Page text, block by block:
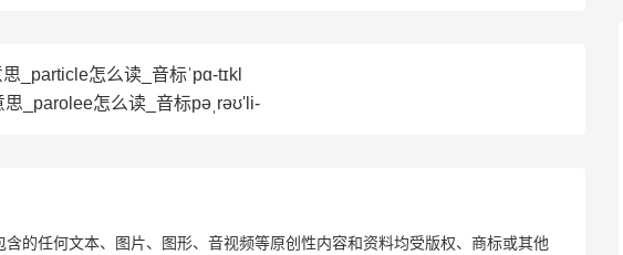
_particle怎么读_音标ˈpɑ-tɪkl
_parolee怎么读_音标pəˌrəʊ'li-
的任何文本、图片、图形、音视频等原创性内容和资料均受版权、商标或其他